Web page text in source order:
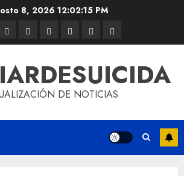
8, 2026 12:02:15 PM
DE NOTICIAS